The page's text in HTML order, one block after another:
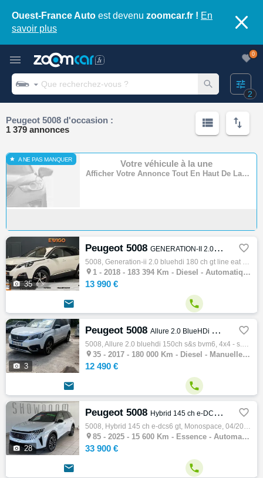
Ouest-France Auto est devenu zoomcar.fr ! En
savoir plus
2
0
Peugeot 5008 d'occasion :
1 379 annonces
A NE PAS MANQUER Votre véhicule à la une
Afficher Votre Annonce Tout En Haut De La Page
 35
Peugeot 5008 GENERATION-II 2.0 BLUEHDI 180 Ch GT LINE EAT BVA START-STOP 
5008, Generation-ii 2.0 bluehdi 180 ch gt line eat bva start-stop, Monospace, 06/2018, 177ch, 9cv, 183394 km, 5 portes, 7 places, Clim. man…
 1 - 2018 - 183 394 Km - Diesel - Automatique - Monospace
13 990 €
 
 3
Peugeot 5008 Allure 2.0 BlueHDi 150ch S&S BVM6 
5008, Allure 2.0 bluehdi 150ch s&s bvm6, 4x4 - s.u.v, 06/2017, 150ch, 8cv, 180000 km, 5 portes, 7 places, Diesel, Boite de vitesse manu…
 35 - 2017 - 180 000 Km - Diesel - Manuelle - 4x4 - S.U.V
12 490 €
 
 28
Peugeot 5008 Hybrid 145 ch e-DCS6 GT 
5008, Hybrid 145 ch e-dcs6 gt, Monospace, 04/2025, 145ch, 7cv, 15600 km, 5 portes, 7 places, Essence, Boite de vitesse automatique, Régulat…
 85 - 2025 - 15 600 Km - Essence - Automatique - Monospace
33 900 €
 